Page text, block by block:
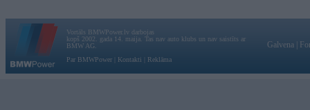
Vortāls BMWPower.lv darbojas
kopš 2002. gada 14. maija. Tas nav auto klubs un nav saistīts ar
BMW AG.
Par BMWPower
Kontakti Reklāma
Galvena